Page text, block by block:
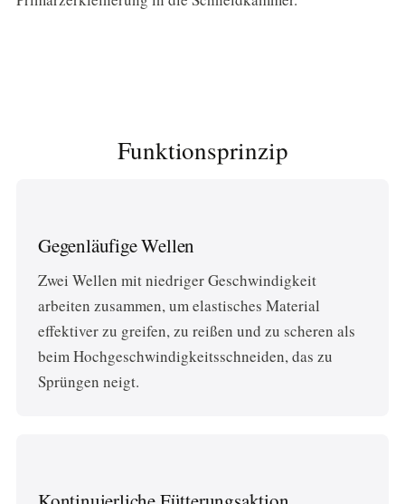
Funktionsprinzip
Gegenläufige Wellen
Zwei Wellen mit niedriger Geschwindigkeit
arbeiten zusammen, um elastisches Material
effektiver zu greifen, zu reißen und zu scheren als
beim Hochgeschwindigkeitsschneiden, das zu
Sprüngen neigt.